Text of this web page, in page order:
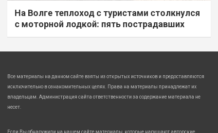
На Волге теплоход с туристами столкнулся
с моторной лодкой: пять пострадавших
Все материалы на данном сайте взяты из открытых источников и предоставляются
исключительно в ознакомительных целях. Права на материалы принадлежат их
владельцам. Администрация сайта ответственности за содержание материала не
несет.